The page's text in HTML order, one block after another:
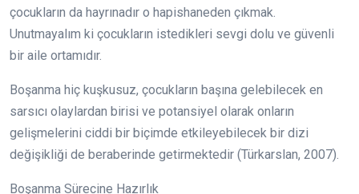
çocukların da hayrınadır o hapishaneden çıkmak.
Unutmayalım ki çocukların istedikleri sevgi dolu ve güvenli
bir aile ortamıdır.
Boşanma hiç kuşkusuz, çocukların başına gelebilecek en
sarsıcı olaylardan birisi ve potansiyel olarak onların
gelişmelerini ciddi bir biçimde etkileyebilecek bir dizi
değişikliği de beraberinde getirmektedir (Türkarslan, 2007).
Boşanma Sürecine Hazırlık